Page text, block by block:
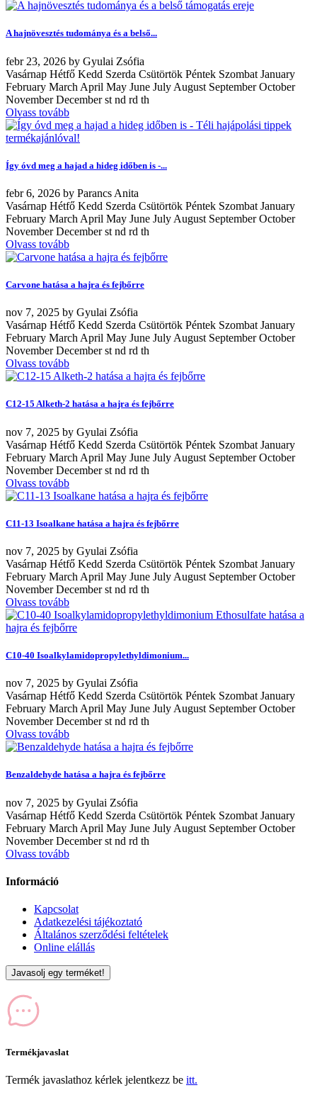
A hajnövesztés tudománya és a belső...
febr 23, 2026 by Gyulai Zsófia
Vasárnap Hétfő Kedd Szerda Csütörtök Péntek Szombat January
February March April May June July August September October
November December st nd rd th
Olvass tovább
Így óvd meg a hajad a hideg időben is -...
febr6, 2026 by Parancs Anita
Vasárnap Hétfő Kedd Szerda Csütörtök Péntek Szombat January
February March April May June July August September October
November December st nd rd th
Olvass tovább
Carvone hatása a hajra és fejbőrre
nov 7, 2025 by Gyulai Zsófia
Vasárnap Hétfő Kedd Szerda Csütörtök Péntek Szombat January
February March April May June July August September October
November December st nd rd th
Olvass tovább
C12-15 Alketh-2 hatása a hajra és fejbőrre
nov 7, 2025 by Gyulai Zsófia
Vasárnap Hétfő Kedd Szerda Csütörtök Péntek Szombat January
February March April May June July August September October
November December st nd rd th
Olvass tovább
C11-13 Isoalkane hatása a hajra és fejbőrre
nov 7, 2025 by Gyulai Zsófia
Vasárnap Hétfő Kedd Szerda Csütörtök Péntek Szombat January
February March April May June July August September October
November December st nd rd th
Olvass tovább
C10-40 Isoalkylamidopropylethyldimonium...
nov 7, 2025 by Gyulai Zsófia
Vasárnap Hétfő Kedd Szerda Csütörtök Péntek Szombat January
February March April May June July August September October
November December st nd rd th
Olvass tovább
Benzaldehyde hatása a hajra és fejbőrre
nov 7, 2025 by Gyulai Zsófia
Vasárnap Hétfő Kedd Szerda Csütörtök Péntek Szombat January
February March April May June July August September October
November December st nd rd th
Olvass tovább
Információ
Kapcsolat
Adatkezelési tájékoztató
Általános szerződési feltételek
Online elállás
Javasolj egy terméket!
Termékjavaslat
Termék javaslathoz kérlek jelentkezz be itt.